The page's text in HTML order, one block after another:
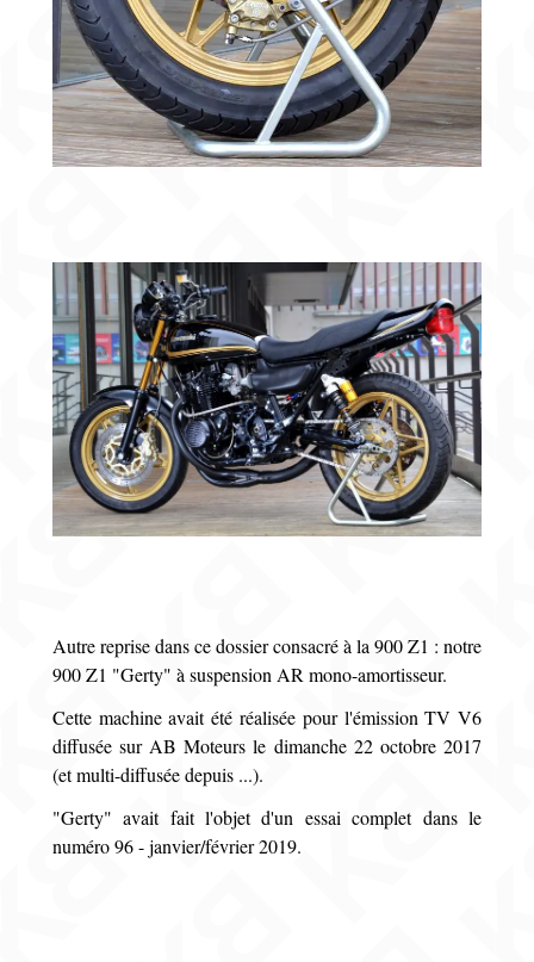
Autre reprise dans ce dossier consacré à la 900 Z1 : notre
900 Z1 "Gerty" à suspension AR mono-amortisseur.
Cette machine avait été réalisée pour l'émission TV V6
diffusée sur AB Moteurs le dimanche 22 octobre 2017
(et multi-diffusée depuis ...).
"Gerty" avait fait l'objet d'un essai complet dans le
numéro 96 - janvier/février 2019.